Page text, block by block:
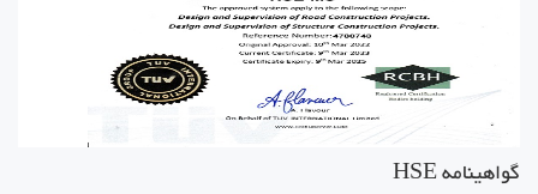
گواهینامه HSE